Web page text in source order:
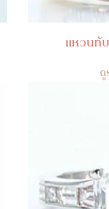
แหวนทั
ดู